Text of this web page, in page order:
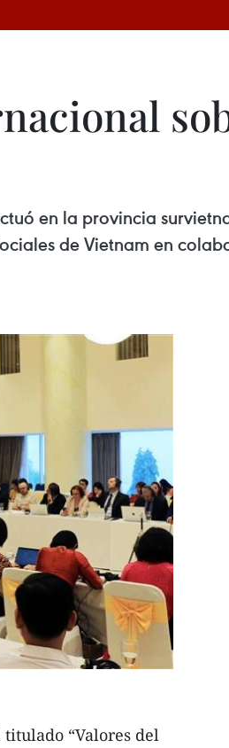
en la provincia
de Vietnam en
“Valores del